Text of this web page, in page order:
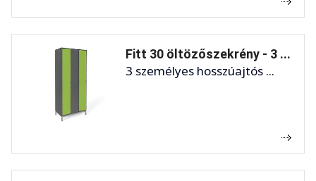
Fitt 30 öltözőszekrény - 3 ...
3 személyes hosszúajtós ...